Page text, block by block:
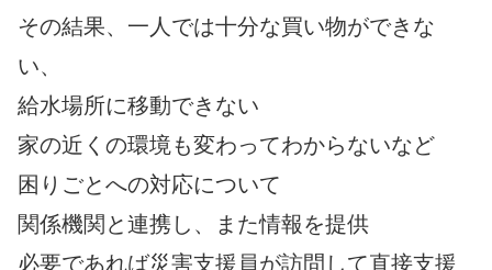
その結果、一人では十分な買い物ができな
い、
給水場所に移動できない
家の近くの環境も変わってわからないなど
困りごとへの対応について
関係機関と連携し、また情報を提供
必要であれば災害支援員が訪問して直接支援